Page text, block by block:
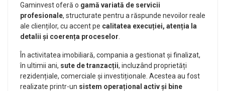
Gaminvest oferă o gamă variată de servicii
profesionale, structurate pentru a răspunde nevoilor reale
ale clienților, cu accent pe calitatea execuției, atenția la
detalii și coerența proceselor
În activitatea imobiliară, compania a gestionat și finalizat,
în ultimii ani, sute de tranzacții, incluzând proprietăți
rezidențiale, comerciale și investiționale. Acestea au fost
realizate printr-un sistem operațional activ și bine